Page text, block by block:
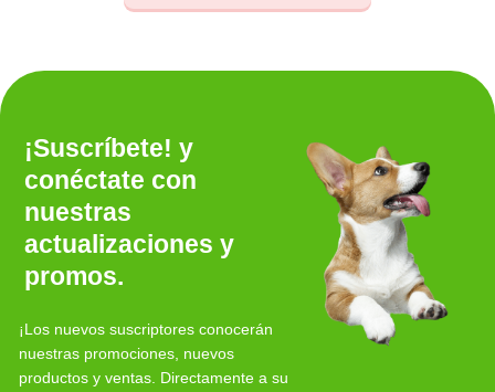
¡Suscríbete! y
conéctate con
nuestras
actualizaciones y
promos.
¡Los nuevos suscriptores conocerán
nuestras promociones, nuevos
productos y ventas. Directamente a su